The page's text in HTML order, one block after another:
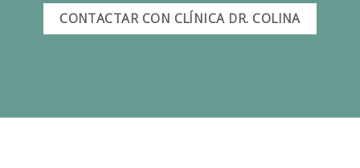
CONTACTAR CON CLÍNICA DR. COLINA